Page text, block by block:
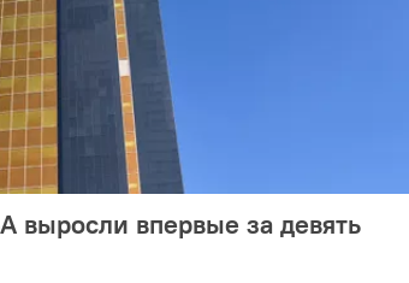
впервые за девять